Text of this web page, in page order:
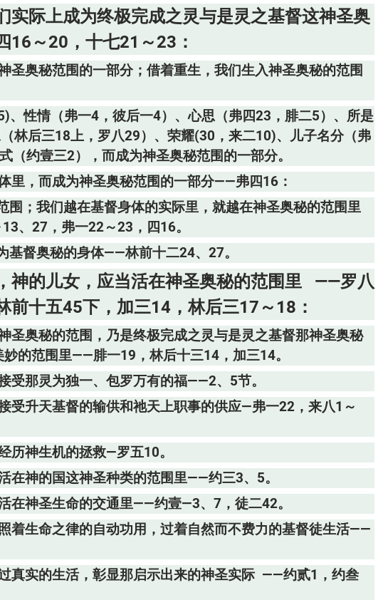
实际上成为终极完成之灵与是灵之基督这神圣奥
～20，十七21～23：
圣奥秘范围的一部分；借着重生，我们生入神圣奥秘的范围
、性情（弗一4，彼后一4）、心思（弗四23，腓二5）、所是
林后三18上，罗八29）、荣耀(30，来二10)、儿子名分（弗
（约壹三2），而成为神圣奥秘范围的一部分。
里，而成为神圣奥秘范围的一部分——弗四16：
；我们越在基督身体的实际里，就越在神圣奥秘的范围里
、27，弗一22～23，四16。
督奥秘的身体——林前十二24、27。
神的儿女，应当活在神圣奥秘的范围里 ——罗八
前十五45下，加三14，林后三17～18：
圣奥秘的范围，乃是终极完成之灵与是灵之基督那神圣奥秘
的范围里——腓一19，林后十三14，加三14。
受那灵为独一、包罗万有的福——2、5节。
受升天基督的输供和祂天上职事的供应—弗一22，来八1～
历神生机的拯救—罗五10。
在神的国这神圣种类的范围里——约三3、5。
在神圣生命的交通里——约壹—3、7，徒二42。
着生命之律的自动功用，过着自然而不费力的基督徒生活——
真实的生活，彰显那启示出来的神圣实际 ——约贰1，约叁